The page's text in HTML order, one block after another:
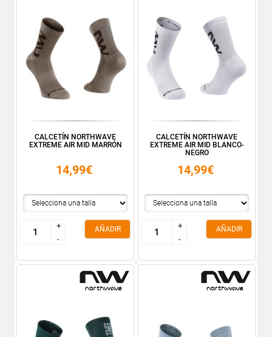
CALCETÍN NORTHWAVE
EXTREME AIR MID MARRÓN
14,99€
+
-
+
-
AÑADIR
CALCETÍN NORTHWAVE
EXTREME AIR MID BLANCO-
NEGRO
14,99€
+
-
+
-
AÑADIR